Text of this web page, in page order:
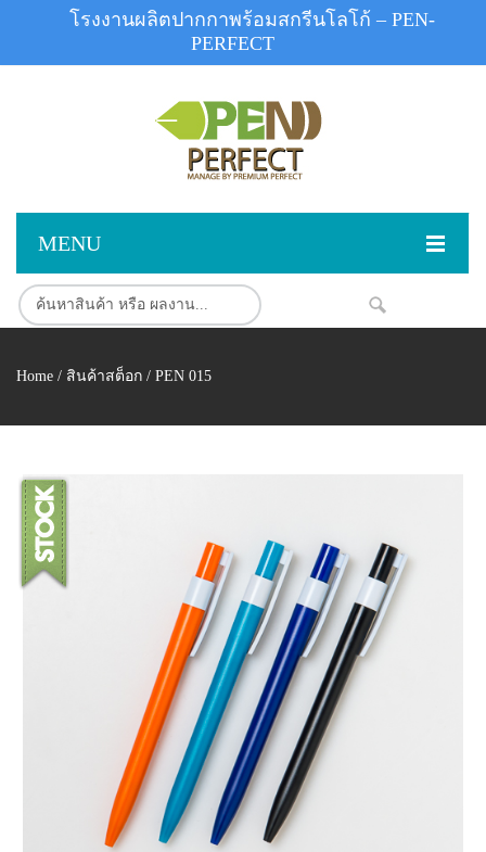
MENU
หน้าแรก
ปากกาโลหะ
ปากกาเน้นข้อความ
ปากกาตั้งโต๊ะ
ปากกา USB
NEW
NEW
NEW
ปากกา Quantum NEW
ดินสอไม้
สินค้าสต็อก
ผลงานสินค้า
ผลงานโรงงานปากกา
ติดต่อเรา
บทความ
เกี่ยวกับเรา
Home / สินค้าสต็อก / PEN 015
โรงงานผลิตปากกาพร้อมสกรีนโลโก้ – PEN-
PERFECT